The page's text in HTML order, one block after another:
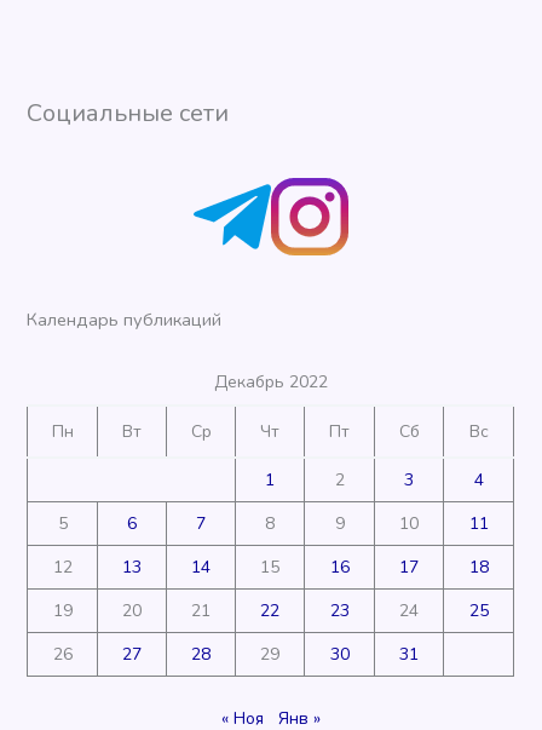
Социальные сети
Календарь публикаций
Декабрь 2022
Пн Вт Ср Чт Пт Сб Вс
1 2 3
4
5
6 7 8 9 10
11
12
13 14 15 16 17
18
19
20 21 22 23 24
25
26
27 28 29 30 31
« Ноя Янв »